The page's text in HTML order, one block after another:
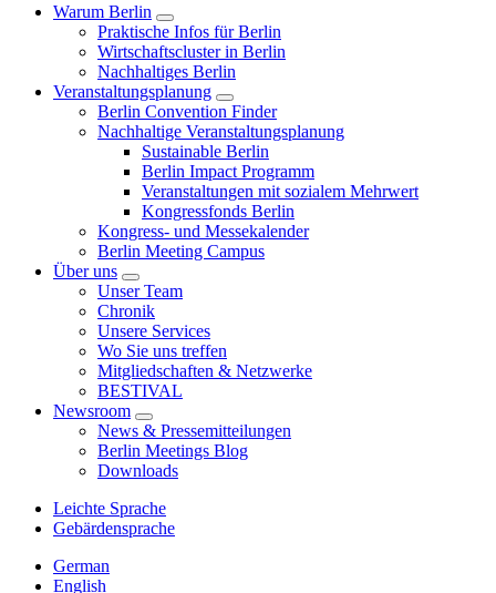
Warum Berlin
Praktische Infos für Berlin
Wirtschaftscluster in Berlin
Nachhaltiges Berlin
Veranstaltungsplanung
Berlin Convention Finder
Nachhaltige Veranstaltungsplanung
Sustainable Berlin
Berlin Impact Programm
Veranstaltungen mit sozialem Mehrwert
Kongressfonds Berlin
Kongress- und Messekalender
Berlin Meeting Campus
Über uns
Unser Team
Chronik
Unsere Services
Wo Sie uns treffen
Mitgliedschaften & Netzwerke
BESTIVAL
Newsroom
News & Pressemitteilungen
Berlin Meetings Blog
Downloads
Leichte Sprache
Gebärdensprache
German
English